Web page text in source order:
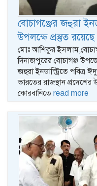
বোচাগঞ্জের জহুরা
উপলক্ষে প্রস্তুত
মোঃ আশিকুর
দিনাজপুরের বোচাগঞ্জ
জহুরা ইনডাস্ট্রিতে পবিত্র
ভারতের রাজস্থান প্রদেশের
কোরবানিতে read more